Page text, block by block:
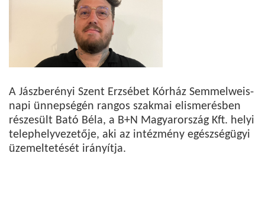
A Jászberényi Szent Erzsébet Kórház Semmelweis-
napi ünnepségén rangos szakmai elismerésben
részesült Bató Béla, a B+N Magyarország Kft. helyi
telephelyvezetője, aki az intézmény egészségügyi
üzemeltetését irányítja.